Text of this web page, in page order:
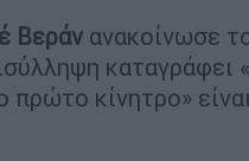
Βεράν ανακοίνωσε
κίνητρο»